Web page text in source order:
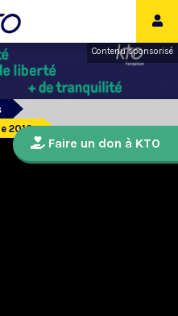
Contenu sponsorisé
2013
Faire un don à KTO